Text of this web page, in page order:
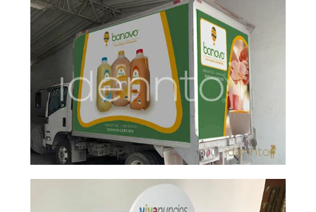
Huevo Bonovo
[…]